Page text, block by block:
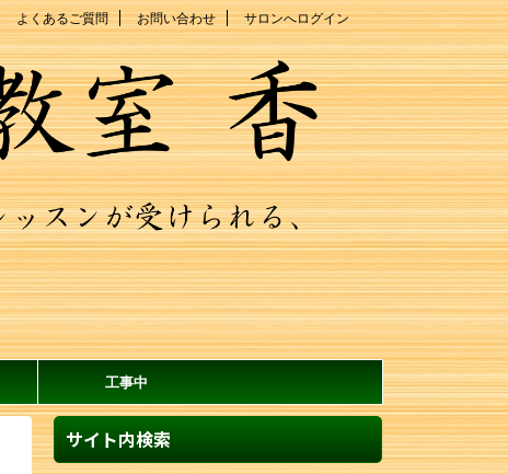
よくあるご質問 お問い合わせ サロンへログイン
工事中
サイト内検索